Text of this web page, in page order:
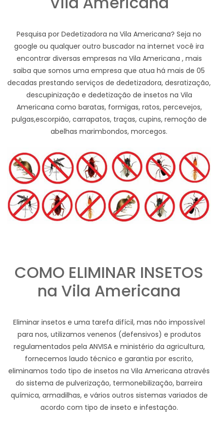
Pesquisa por Dedetizadora na Vila Americana? Seja no
google ou qualquer outro buscador na internet você ira
encontrar diversas empresas na Vila Americana , mais
saiba que somos uma empresa que atua há mais de 05
decadas prestando serviços de dedetizadora, desratização,
descupinização e dedetização de insetos na Vila
Americana como baratas, formigas, ratos, percevejos,
pulgas,escorpião, carrapatos, traças, cupins, remoção de
abelhas marimbondos, morcegos.
COMO ELIMINAR INSETOS
na Vila Americana
Eliminar insetos e uma tarefa difícil, mas não impossível
para nos, utilizamos venenos (defensivos) e produtos
regulamentados pela ANVISA e ministério da agricultura,
fornecemos laudo técnico e garantia por escrito,
eliminamos todo tipo de insetos na Vila Americana através
do sistema de pulverização, termonebilização, barreira
química, armadilhas, e vários outros sistemas variados de
acordo com tipo de inseto e infestação.